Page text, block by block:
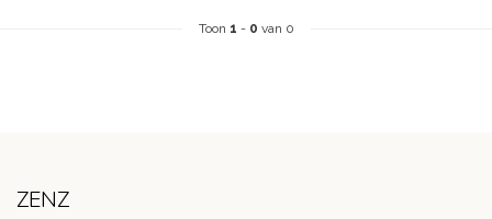
Toon 1 - 0 van 0
ZENZ